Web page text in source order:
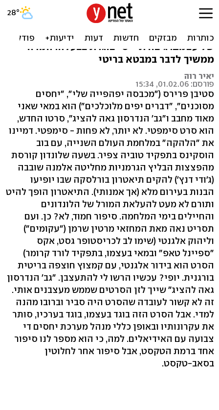
נאמנות נמוכה
יוצרי "גב' הנדרסון גאה להציג" בוגדים ביושרה
של עצמם. גיבורת "יס" בוגדת בבעלה. המדור
ממשיך לדבר במבטא בריטי
יאיר רוה
פורסם: 01.02.06, 15:34
סטיבן פרירס ("מכבסה יפהפייה שלי", "יחסים
מסוכנים", "דברים יפים מלוכלכים") הוא במאי שאני
מאוד מחבב ו"גב' הנדרסון גאה להציג", סרטו החדש,
הוא סרט סימפטי. לא יותר, לא פחות - סימפטי. דמיינו
את "הלהקה" במלחמת העולם השנייה, עם בוב
הוסקינס בתפקיד טוביה צפיר. בשעה שלונדון קורסת
מהפצצות הבליץ הגרמניות מחליטה אלמנה שובבה
(ג'ודי דנץ') להקים תיאטרון בורלסקה שבו יופיעו
הבנות בעירום מלא (אך אמנותי). התיאטרון הופך להיט
ותורם לא מעט להעלאת המורל של הלונדונים
והחיילים בימי המלחמה. סיפור חמוד, לא? כן. ועם
תסריט נאה מאת המחזאי מרטין שרמן ("עקומים")
וליהוק אלגנטי (שימו לב לכריסטופר גסט, אקס
"ספיינל טאפ" ובמאי בעצמו, בתפקיד לורד קרומר)
הסרט הוא בידור אלגנטי, עם קמצוץ חוצפה בריטית
בורגנית. יופי? עכשיו הרשו לי להתעצבן. "גב' הנדרסון
גאה להציג" שייך לזן הסרטים שממש מעצבנים אותי.
זה לא קשור לעובדה שהסרט היה סביר וברובו מהנה
למדי. אבל הסרט הזה בוגד בעצמו, בוגד בערכיו, סותר
את עקרונותיו ובאופן כללי מנהל מערכת יחסים די
צבועה עם האידיאלים. למה, כי הוא מספר לנו סיפור
אחד ברמת הטקסט, אבל סיפור אחר לחלוטין
בסאב-טקסט.